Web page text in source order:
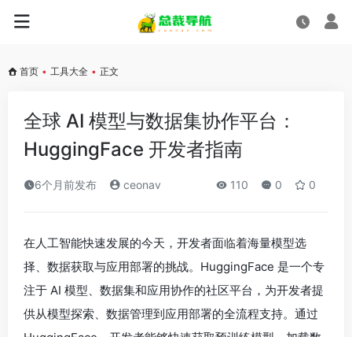
首页 • 工具大全 • 正文
全球 AI 模型与数据集协作平台：
HuggingFace 开发者指南
6个月前发布 ceonav 110 0 0
在人工智能快速发展的今天，开发者面临着海量模型选
择、数据获取与应用部署的挑战。HuggingFace 是一个专
注于 AI 模型、数据集和应用协作的社区平台，为开发者提
供从模型探索、数据管理到应用部署的全流程支持。通过